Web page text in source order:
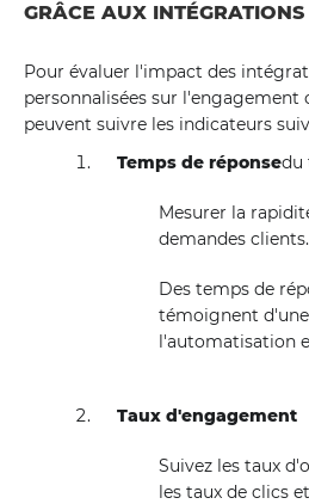
GRÂCE AUX
Pour évaluer l'impact des
personnalisées sur l'engagement
peuvent suivre les indicateurs
Temps de réponsedu
Mesurer la
demandes clients.
Des temps de
témoignent
l'automatisation
Taux d'engagement
Suivez les taux
les taux de clics